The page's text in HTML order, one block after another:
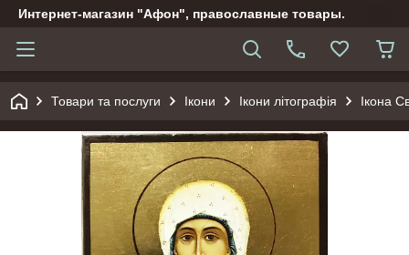
Интернет-магазин "Афон", православные товары.
Товари та послуги Ікони Ікони літографія Ікона